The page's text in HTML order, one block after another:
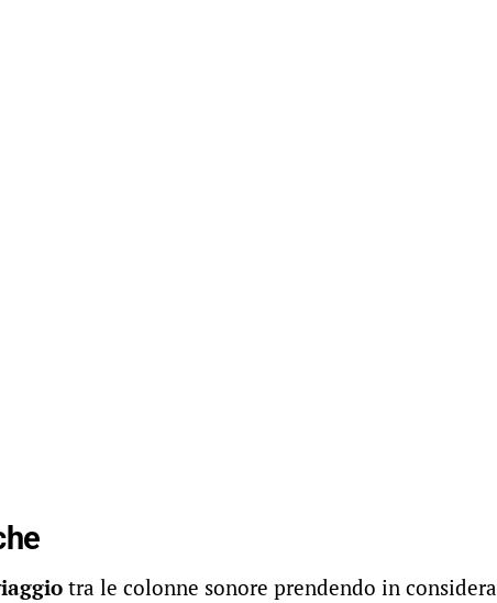
tra le colonne sonore prendendo in